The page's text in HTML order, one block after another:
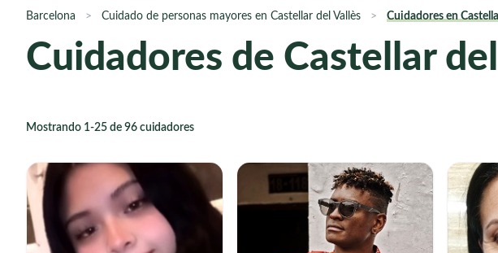
Barcelona > Cuidado de personas mayores en Castellar del Vallès > Cuidadores en
Cuidadores de Castellar
Mostrando 1-25 de 96 cuidadores